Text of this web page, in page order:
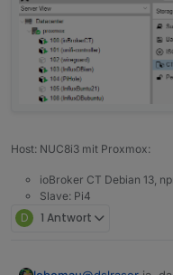
~
Host: NUC8i3 mit Proxmox:
ioBroker CT Debian 13,
Slave: Pi4
D 1 Antwort